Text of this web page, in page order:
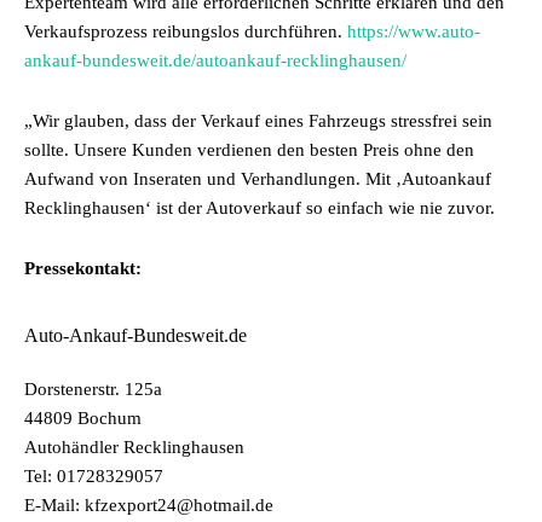
Verkaufsprozess reibungslos durchführen. https://www.auto-
ankauf-bundesweit.de/autoankauf-recklinghausen/
„Wir glauben, dass der Verkauf eines Fahrzeugs stressfrei sein
sollte. Unsere Kunden verdienen den besten Preis ohne den
Aufwand von Inseraten und Verhandlungen. Mit ‚Autoankauf
Recklinghausen‘ ist der Autoverkauf so einfach wie nie zuvor.
Pressekontakt:
Auto-Ankauf-Bundesweit.de
Dorstenerstr. 125a
44809 Bochum
Autohändler Recklinghausen
Tel: 01728329057
E-Mail: kfzexport24@hotmail.de